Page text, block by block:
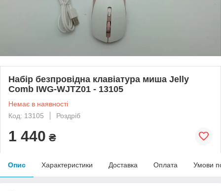
Набір безпровідна клавіатура миша Jelly
Comb IWG-WJTZ01 - 13105
Немає в наявності
Код: 13105
Роздріб
1 440 ₴
Опис Характеристики Доставка Оплата Умови